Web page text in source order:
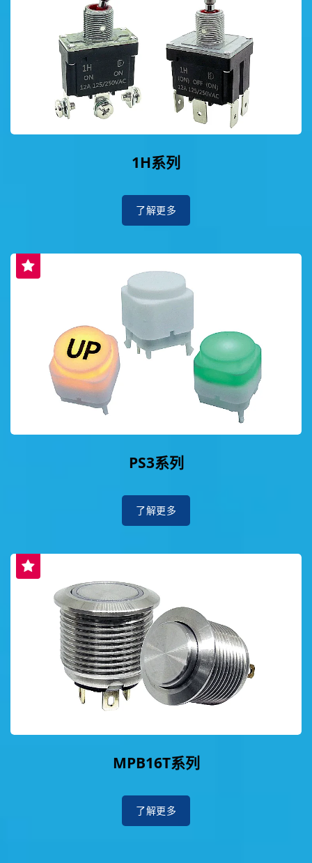
1H系列
了解更多
PS3系列
了解更多
MPB16T系列
了解更多